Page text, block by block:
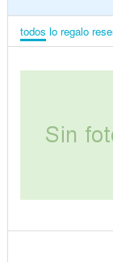
todos lo regalo